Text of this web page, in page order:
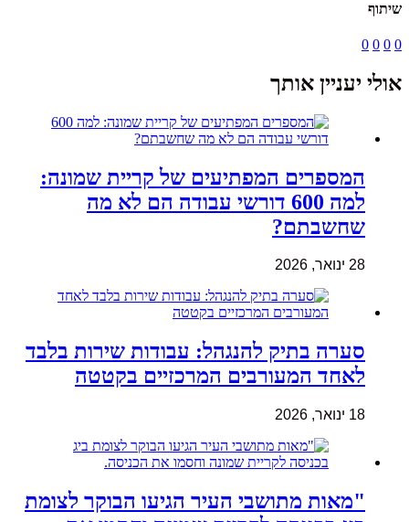
שיתוף
0
0
0
0
אולי יעניין אותך
המספרים המפתיעים של קריית שמונה:
למה 600 דורשי עבודה הם לא מה
שחשבתם?
28 ינואר, 2026
סערה בתיק להנגהל: עבודות שירות בלבד
לאחד המעורבים המרכזיים בקטטה
18 ינואר, 2026
"מאות מתושבי העיר הגיעו הבוקר לצומת